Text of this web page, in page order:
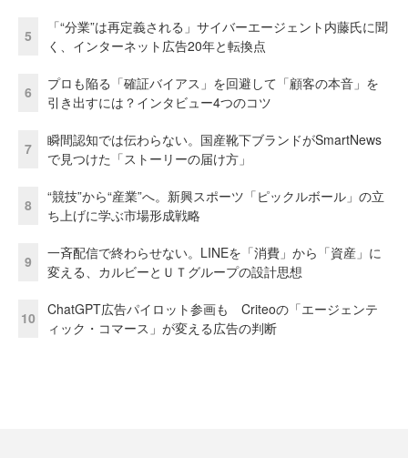
5
「“分業”は再定義される」サイバーエージェント内藤氏に聞
く、インターネット広告20年と転換点
6
プロも陥る「確証バイアス」を回避して「顧客の本音」を
引き出すには？インタビュー4つのコツ
7
瞬間認知では伝わらない。国産靴下ブランドがSmartNews
で見つけた「ストーリーの届け方」
8
“競技”から“産業”へ。新興スポーツ「ピックルボール」の立
ち上げに学ぶ市場形成戦略
9
一斉配信で終わらせない。LINEを「消費」から「資産」に
変える、カルビーとＵＴグループの設計思想
10
ChatGPT広告パイロット参画も Criteoの「エージェンテ
ィック・コマース」が変える広告の判断